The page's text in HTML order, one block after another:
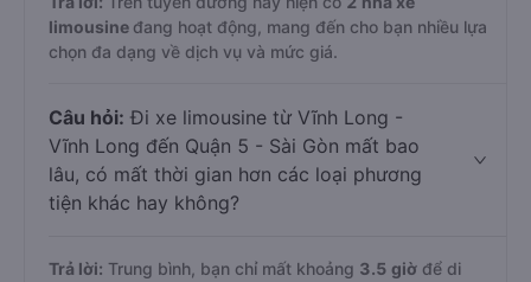
limousine đang hoạt động, mang đến cho bạn nhiều lựa
chọn đa dạng về dịch vụ và mức giá.
Câu hỏi: Đi xe limousine từ Vĩnh Long -
Vĩnh Long đến Quận 5 - Sài Gòn mất bao
lâu, có mất thời gian hơn các loại phương
tiện khác hay không?
Trả lời: Trung bình, bạn chỉ mất khoảng 3.5 giờ để di